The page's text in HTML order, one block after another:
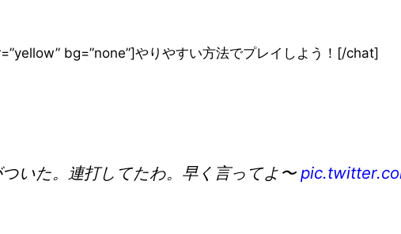
bg=”none”]やりやすい方法でプレイしよう！[/chat]
いた。連打してたわ。早く言ってよ〜